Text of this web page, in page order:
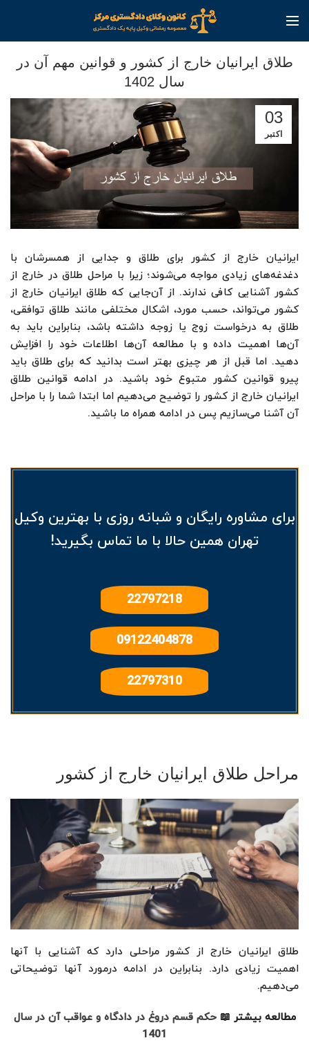
بلاگ
طلاق ایرانیان خارج از کشور و قوانین مهم آن در
سال 1402
03
اکتبر
ایرانیان خارج از کشور برای طلاق و جدایی از همسرشان با
دغدغه‌های زیادی مواجه می‌شوند؛ زیرا با مراحل طلاق در خارج از
کشور آشنایی کافی ندارند. از آن‌جایی که طلاق ایرانیان خارج از
کشور می‌تواند، حسب مورد، اشکال مختلفی مانند طلاق توافقی،
طلاق به درخواست زوج یا زوجه داشته باشد، بنابراین باید به
آن‌ها اهمیت داده و با مطالعه آن‌ها اطلاعات خود را افزایش
دهید. اما قبل از هر چیزی بهتر است بدانید که برای طلاق باید
پیرو قوانین کشور متبوع خود باشید. در ادامه قوانین طلاق
ایرانیان خارج از کشور را توضیح می‌دهیم اما ابتدا شما را با مراحل
آن آشنا می‌سازیم پس در ادامه همراه ما باشید.
برای مشاوره رایگان و شبانه روزی با بهترین وکیل
تهران همین حالا با ما تماس بگیرید!
22797218
09122404878
22797310
مراحل طلاق ایرانیان خارج از کشور
طلاق ایرانیان خارج از کشور مراحلی دارد که آشنایی با آنها
اهمیت زیادی دارد. بنابراین در ادامه درمورد آنها توضیحاتی
می‌دهیم.
مطالعه بیشتر 📖حکم قسم دروغ در دادگاه و عواقب آن در سال
1401